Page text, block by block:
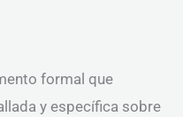
formal que
y específica sobre